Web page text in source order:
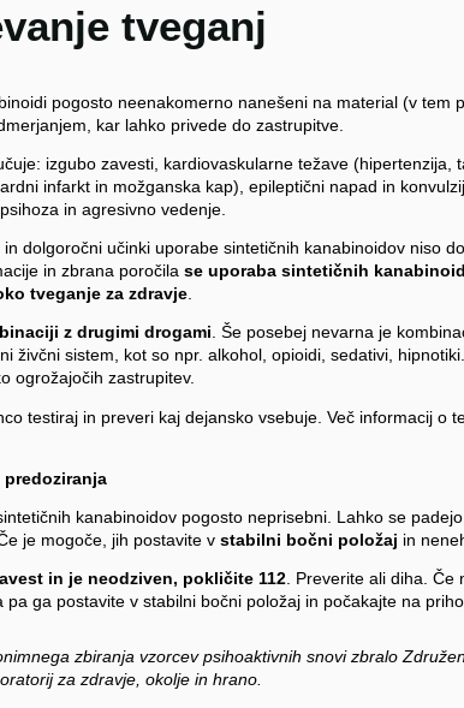
tveganj
pogosto neenakomerno nanešeni na material (v tem
kar lahko privede do zastrupitve.
izgubo zavesti, kardiovaskularne težave (hipertenzija,
infarkt in možganska kap), epileptični napad in
in agresivno vedenje.
dolgoročni učinki uporabe sintetičnih kanabinoidov niso
in zbrana poročilase uporaba sintetičnih
tveganje za zdravje.
z drugimi drogami. Še posebej nevarna je
živčni sistem, kot so npr. alkohol, opioidi, sedativi,
ogrožajočih zastrupitev.
testiraj in preveri kaj dejansko vsebuje. Več informacij o
predoziranja
kanabinoidov pogosto neprisebni. Lahko se
je mogoče, jih postavite vstabilni bočni položaj in
in je neodziven, pokličite 112. Preverite ali diha. Če
pa ga postavite v stabilni bočni položaj in počakajte na
zbiranja vzorcev psihoaktivnih snovi zbralo
za zdravje, okolje in hrano.